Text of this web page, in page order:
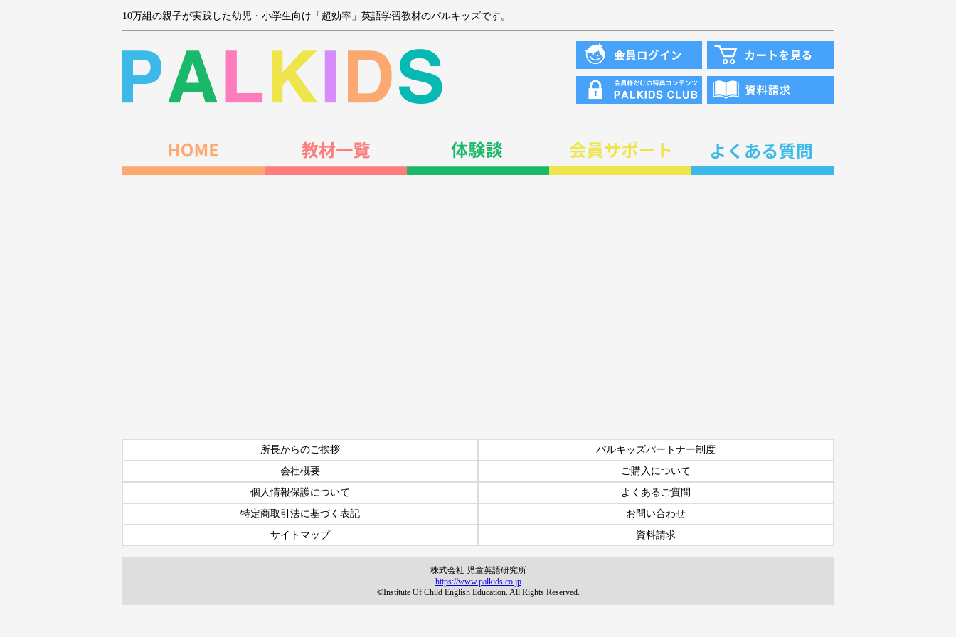
10万組の親子が実践した幼児・小学生向け「超効率」英語学習教材のパルキッズです。
所長からのご挨拶
パルキッズパートナー制度
会社概要
ご購入について
個人情報保護について
よくあるご質問
特定商取引法に基づく表記
お問い合わせ
サイトマップ
資料請求
株式会社 児童英語研究所
https://www.palkids.co.jp
©Institute Of Child English Education. All Rights Reserved.